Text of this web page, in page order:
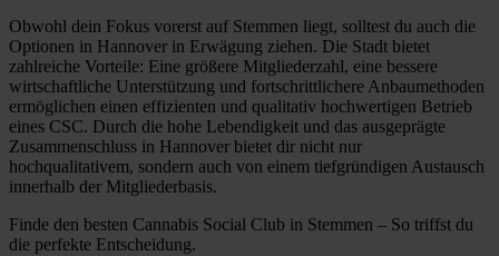
Obwohl dein Fokus vorerst auf Stemmen liegt, solltest du auch die
Optionen in Hannover in Erwägung ziehen. Die Stadt bietet
zahlreiche Vorteile: Eine größere Mitgliederzahl, eine bessere
wirtschaftliche Unterstützung und fortschrittlichere Anbaumethoden
ermöglichen einen effizienten und qualitativ hochwertigen Betrieb
eines CSC. Durch die hohe Lebendigkeit und das ausgeprägte
Zusammenschluss in Hannover bietet dir nicht nur
hochqualitativem, sondern auch von einem tiefgründigen Austausch
innerhalb der Mitgliederbasis.
Finde den besten Cannabis Social Club in Stemmen – So triffst du
die perfekte Entscheidung.